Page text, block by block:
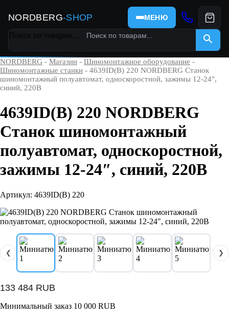
NORDBERG-SHOP МЕНЮ
Поиск по товарам...
×
NORDBERG - Магазин - Шиномонтажное оборудование -
Шиномонтажные станки - 4639ID(B) 220 NORDBERG Станок
шиномонтажный полуавтомат, односкоростной, зажимы 12-24″,
синий, 220В
4639ID(B) 220 NORDBERG
Станок шиномонтажный
полуавтомат, односкоростной,
зажимы 12-24″, синий, 220В
Артикул: 4639ID(B) 220
❮ ❯
133 484 RUB
Минимальный заказ 10 000 RUB